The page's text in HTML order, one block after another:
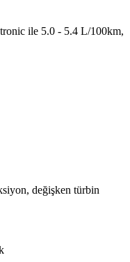
ile 5.0 - 5.4 L/100km,
değişken türbin